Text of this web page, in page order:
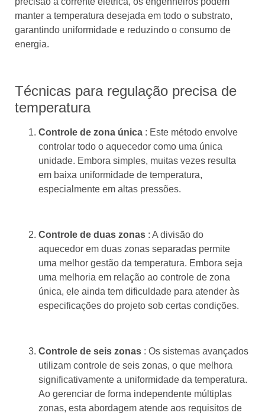
manter a temperatura desejada em todo o substrato,
garantindo uniformidade e reduzindo o consumo de
energia.
Técnicas para regulação precisa de
temperatura
Controle de zona única : Este método envolve
controlar todo o aquecedor como uma única
unidade. Embora simples, muitas vezes resulta
em baixa uniformidade de temperatura,
especialmente em altas pressões.
Controle de duas zonas : A divisão do
aquecedor em duas zonas separadas permite
uma melhor gestão da temperatura. Embora seja
uma melhoria em relação ao controle de zona
única, ele ainda tem dificuldade para atender às
especificações do projeto sob certas condições.
Controle de seis zonas : Os sistemas avançados
utilizam controle de seis zonas, o que melhora
significativamente a uniformidade da temperatura.
Ao gerenciar de forma independente múltiplas
zonas, esta abordagem atende aos requisitos de